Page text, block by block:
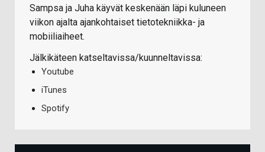
Sampsa ja Juha käyvät keskenään läpi kuluneen
viikon ajalta ajankohtaiset tietotekniikka- ja
mobiiliaiheet.
Jälkikäteen katseltavissa/kuunneltavissa:
Youtube
iTunes
Spotify